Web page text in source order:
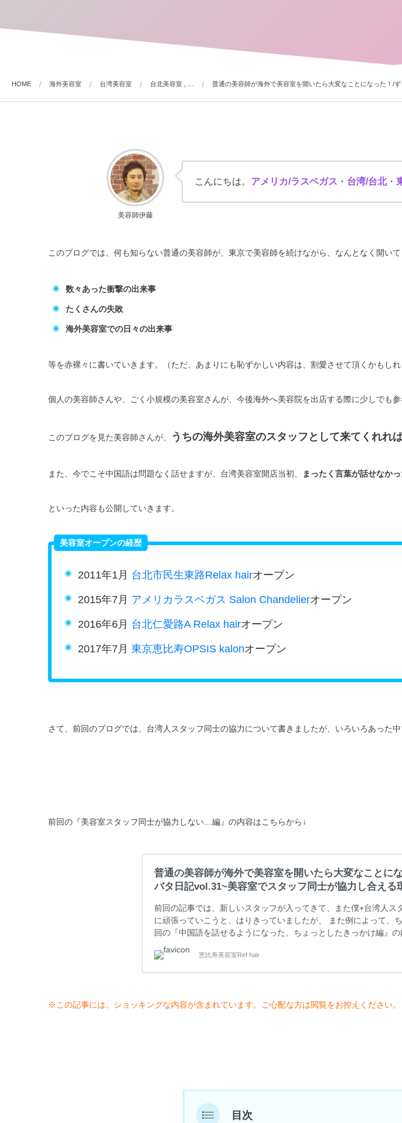
HOME 海外美容室 台湾美容室 台北美容室 , … 普通の美容師が海外で美容室を開いたら大変なことになった！/
美容師伊藤
こんにちは。 アメリカ/ラスベガス ・ 台湾/台北・
このブログでは、何も知らない普通の美容師が、東京で美容師を続けながら、なんとなく開いて
数々あった衝撃の出来事
たくさんの失敗
海外美容室での日々の出来事
等を赤裸々に書いていきます。（ただ、あまりにも恥ずかしい内容は、割愛させて頂くかもしれ
個人の美容師さんや、ごく小規模の美容室さんが、今後海外へ美容院を出店する際に少しでも参
このブログを見た美容師さんが、 うちの海外美容室のスタッフとして来てくれれ
また、今でこそ中国語は問題なく話せますが、台湾美容室開店当初、 まったく言葉が話せなか
といった内容も公開していきます。
美容室オープンの経歴
2011年1月 台北市民生東路Relax hairオープン
2015年7月 アメリカラスベガス Salon Chandelierオープン
2016年6月 台北仁愛路A Relax hairオープン
2017年7月 東京恵比寿OPSIS kalonオープン
さて、前回のブログでは、台湾人スタッフ同士の協力について書きましたが、いろいろあった
前回の『美容室スタッフ同士が協力しない…編』の内容はこちらから↓
普通の美容師が海外で美容室を開いたら大変なことに
バタ日記vol.31~美容室でスタッフ同士が協力し合える
前回の記事では、新しいスタッフが入ってきて、また僕+台湾人ス
に頑張っていこうと、はりきっていましたが、 また例によって、
回の『中国語を話せるようになった、ちょっとしたきっかけ編』
ぐにスタイリストになったが･･･ 新しく入ってきた女の子のスタ
AJの後輩ということもあり、 AJがかなり親身になって話を聞いた
恵比寿美容室Ref hair
※この記事には、ショッキングな内容が含まれています。ご心配な方は閲覧をお控えください。
目次